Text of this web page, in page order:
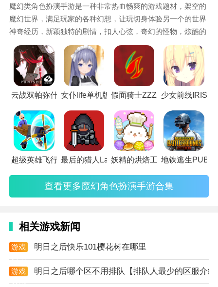
游戏攻略
1. 裂隙探索优先级：每日优先挑战精英难度裂隙，该层
级BOSS有概率掉落限定SSR环使“虚空行者·暗影”，且
隐藏宝箱中常含SSR级弧盘装备碎片。探索时注意能量
值管理，自然恢复速度为每10分钟1点，使用“时空补给
2. 角色编队策略：采用“1主C+1副C+2辅助”的4人阵
益辅助。战斗中通过主副C频繁切换触发QTE连段，可
提升30%伤害输出。
3. 装备属性优化：弧盘强化至+10后解锁“洗练”功能，
输出型角色优先洗练“暴击伤害加成”“技能冷却缩减”，
魔幻类角色扮演手游是一种非常热血畅爽的游戏题材，架空的
魔幻世界，满足玩家的各种幻想，让玩切身体验另一个的世界
神奇经历，新颖独特的剧情，扣人心弦，奇幻的怪物，炫酷的
打斗，华丽的场景，让人心驰神往。这里精选了一些魔幻角色
扮演手游供大家选择，快来体验一下吧！
云战双帕弥什高画质版
女仆life单机版 假面骑士ZZZ腰带模拟器移植
少女前线IRIS测
超级英雄飞行记汉化版最后的猎人Last Hunter免广告版
妖精的烘焙工坊单机版
地铁逃生PUBG
查看更多魔幻角色扮演手游合集
相关游戏新闻
游戏
明日之后快乐101樱花树在哪里
游戏
明日之后哪个区不用排队【排队人最少的区服介绍